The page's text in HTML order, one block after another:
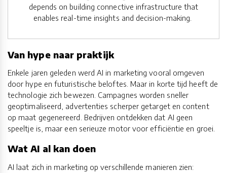
depends on building connective infrastructure that
enables real-time insights and decision-making.
Van hype naar praktijk
Enkele jaren geleden werd AI in marketing vooral omgeven
door hype en futuristische beloftes. Maar in korte tijd heeft de
technologie zich bewezen. Campagnes worden sneller
geoptimaliseerd, advertenties scherper getarget en content
op maat gegenereerd. Bedrijven ontdekken dat AI geen
speeltje is, maar een serieuze motor voor efficiëntie en groei.
Wat AI al kan doen
AI laat zich in marketing op verschillende manieren zien: